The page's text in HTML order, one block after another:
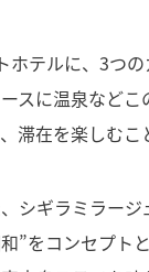
ホテルに、3つ
スに温泉など
滞在を楽しむこ
シギラミラージ
”をコンセプト